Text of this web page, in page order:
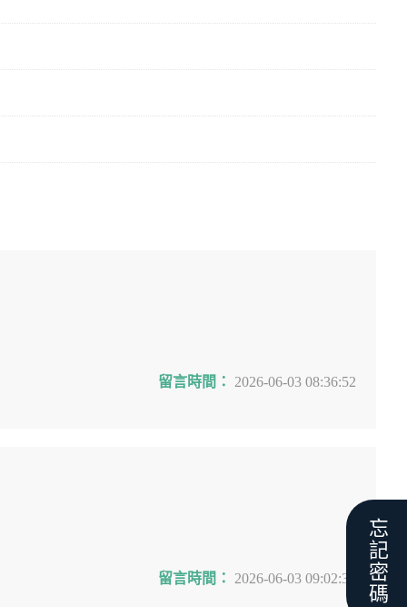
留言時間： 2026-06-03 08:36:52
留言時間： 2026-06-03 09:02:36 忘記密碼